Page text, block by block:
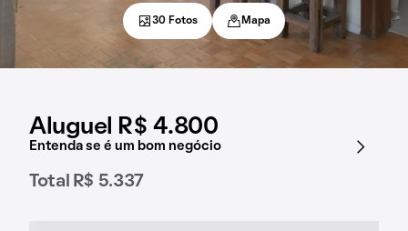
Aluguel R$ 4.800
Entenda se é um bom negócio
Total R$ 5.337
30 Fotos Mapa